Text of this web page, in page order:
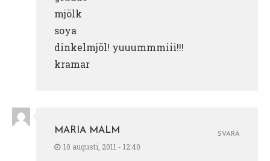
mjölk
soya
dinkelmjöl! yuuummmiii!!!
kramar
MARIA MALM
10 augusti, 2011 - 12:40
SVARA